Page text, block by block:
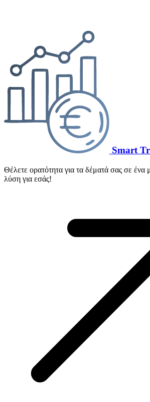
Smart
Θέλετε ορατότητα για τα δέματά σας σε ένα
λύση για εσάς!